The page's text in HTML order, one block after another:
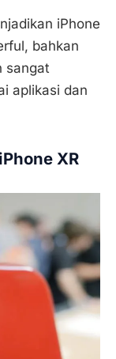
iPhone
bahkan
sangat
aplikasi dan
XR